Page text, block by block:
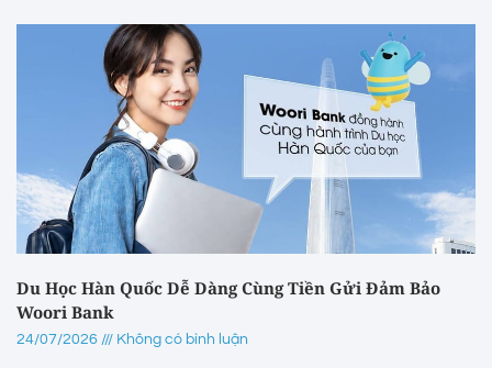
Du Học Hàn Quốc Dễ Dàng Cùng Tiền Gửi Đảm Bảo
Woori Bank
24/07/2026 Không có bình luận